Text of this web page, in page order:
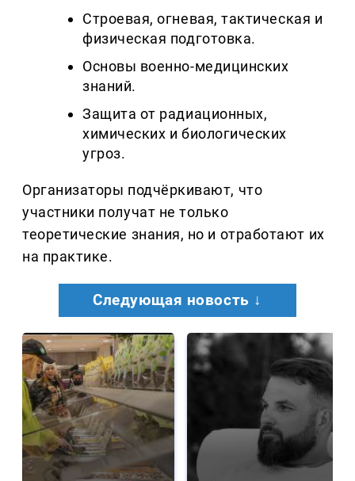
Строевая, огневая, тактическая и
физическая подготовка.
Основы военно-медицинских
знаний.
Защита от радиационных,
химических и биологических
угроз.
Организаторы подчёркивают, что
участники получат не только
теоретические знания, но и отработают их
на практике.
Следующая новость ↓